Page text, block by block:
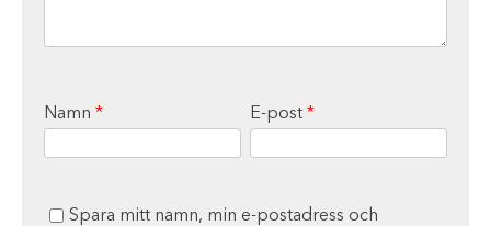
Namn * E-post *
Spara mitt namn, min e-postadress och